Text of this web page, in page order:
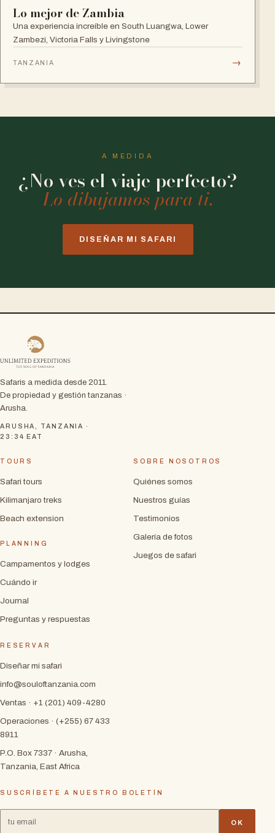
Lo mejor de Zambia
Una experiencia increíble en South Luangwa, Lower
Zambezi, Victoria Falls y Livingstone
TANZANIA →
A MEDIDA
¿No ves el viaje perfecto?
Lo dibujamos para ti.
DISEÑAR MI SAFARI
Safaris a medida desde 2011.
De propiedad y gestión tanzanas ·
Arusha.
ARUSHA, TANZANIA ·
23:34
EAT
TOURS
Safari tours
Kilimanjaro treks
Beach extension
PLANNING
Campamentos y lodges
Cuándo ir
Journal
Preguntas y respuestas
SOBRE NOSOTROS
Quiénes somos
Nuestros guías
Testimonios
Galería de fotos
Juegos de safari
RESERVAR
Diseñar mi safari
info@souloftanzania.com
Ventas · +1 (201) 409-4280
Operaciones · (+255) 67 433
8911
P.O. Box 7337 · Arusha,
Tanzania, East Africa
SUSCRÍBETE A NUESTRO BOLETÍN
OK